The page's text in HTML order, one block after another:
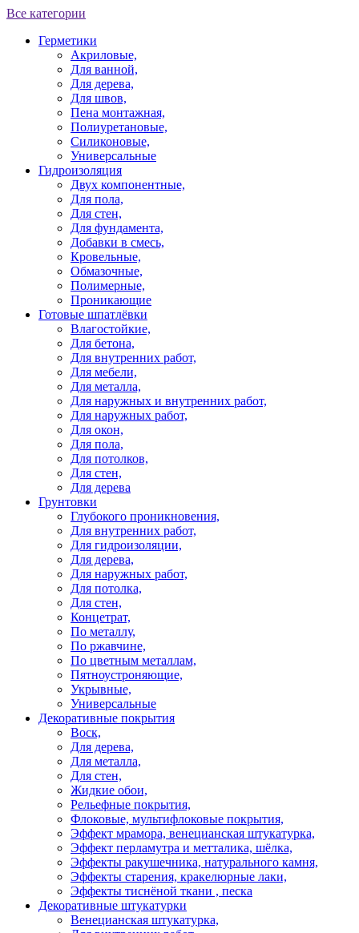
Все категории
Герметики
Акриловые,
Для ванной,
Для дерева,
Для швов,
Пена монтажная,
Полиуретановые,
Силиконовые,
Универсальные
Гидроизоляция
Двух компонентные,
Для пола,
Для стен,
Для фундамента,
Добавки в смесь,
Кровельные,
Обмазочные,
Полимерные,
Проникающие
Готовые шпатлёвки
Влагостойкие,
Для бетона,
Для внутренних работ,
Для мебели,
Для металла,
Для наружных и внутренних работ,
Для наружных работ,
Для окон,
Для пола,
Для потолков,
Для стен,
Для дерева
Грунтовки
Глубокого проникновения,
Для внутренних работ,
Для гидроизоляции,
Для дерева,
Для наружных работ,
Для потолка,
Для стен,
Концетрат,
По металлу,
По ржавчине,
По цветным металлам,
Пятноустроняющие,
Укрывные,
Универсальные
Декоративные покрытия
Воск,
Для дерева,
Для металла,
Для стен,
Жидкие обои,
Рельефные покрытия,
Флоковые, мультифлоковые покрытия,
Эффект мрамора, венецианская штукатурка,
Эффект перламутра и метталика, шёлка,
Эффекты ракушечника, натурального камня,
Эффекты старения, кракелюрные лаки,
Эффекты тиснёной ткани , песка
Декоративные штукатурки
Венецианская штукатурка,